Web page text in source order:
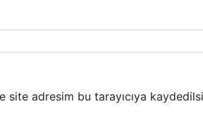
site adresim bu tarayıcıya